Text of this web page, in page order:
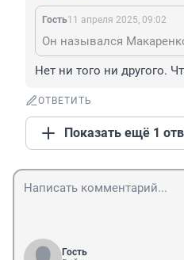
Гость11 апреля 2025, 09:02
Нет ни того ни другого.
ОТВЕТИТЬ
Показать ещё 1
Гость